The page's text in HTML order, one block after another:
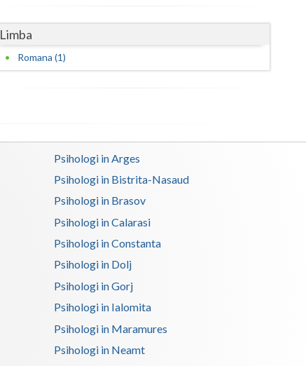
Prahova
Salaj
Teleorman
Timis
Tulcea
Valcea
Vaslui
Vrancea
Limba
Romana (1)
Psihologi in Arges
Psihologi in Bistrita-Nasaud
Psihologi in Brasov
Psihologi in Calarasi
Psihologi in Constanta
Psihologi in Dolj
Psihologi in Gorj
Psihologi in Ialomita
Psihologi in Maramures
Psihologi in Neamt